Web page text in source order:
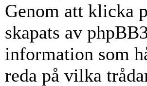
Genom att klicka
skapats av
information som
reda på vilka